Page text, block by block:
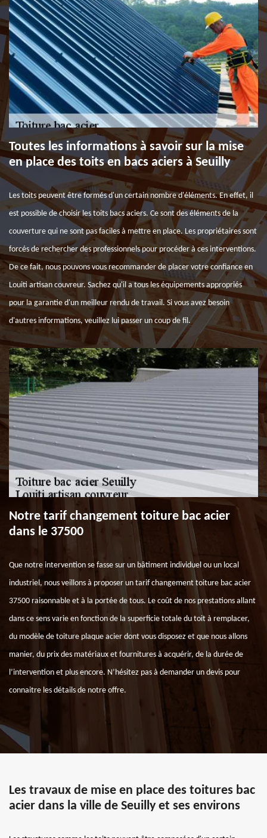
Toutes les informations à savoir sur la mise
en place des toits en bacs aciers à Seuilly
Les toits peuvent être formés d'un certain nombre d'éléments. En effet, il
est possible de choisir les toits bacs aciers. Ce sont des éléments de la
couverture qui ne sont pas faciles à mettre en place. Les propriétaires sont
forcés de rechercher des professionnels pour procéder à ces interventions.
De ce fait, nous pouvons vous recommander de placer votre confiance en
Louiti artisan couvreur. Sachez qu'il a tous les équipements appropriés
pour la garantie d'un meilleur rendu de travail. Si vous avez besoin
d'autres informations, veuillez lui passer un coup de fil.
Notre tarif changement toiture bac acier
dans le 37500
Que notre intervention se fasse sur un bâtiment individuel ou un local
industriel, nous veillons à proposer un tarif changement toiture bac acier
37500 raisonnable et à la portée de tous. Le coût de nos prestations allant
dans ce sens varie en fonction de la superficie totale du toit à remplacer,
du modèle de toiture plaque acier dont vous disposez et que nous allons
manier, du prix des matériaux et fournitures à acquérir, de la durée de
l’intervention et plus encore. N’hésitez pas à demander un devis pour
connaitre les détails de notre offre.
Les travaux de mise en place des toitures bac
acier dans la ville de Seuilly et ses environs